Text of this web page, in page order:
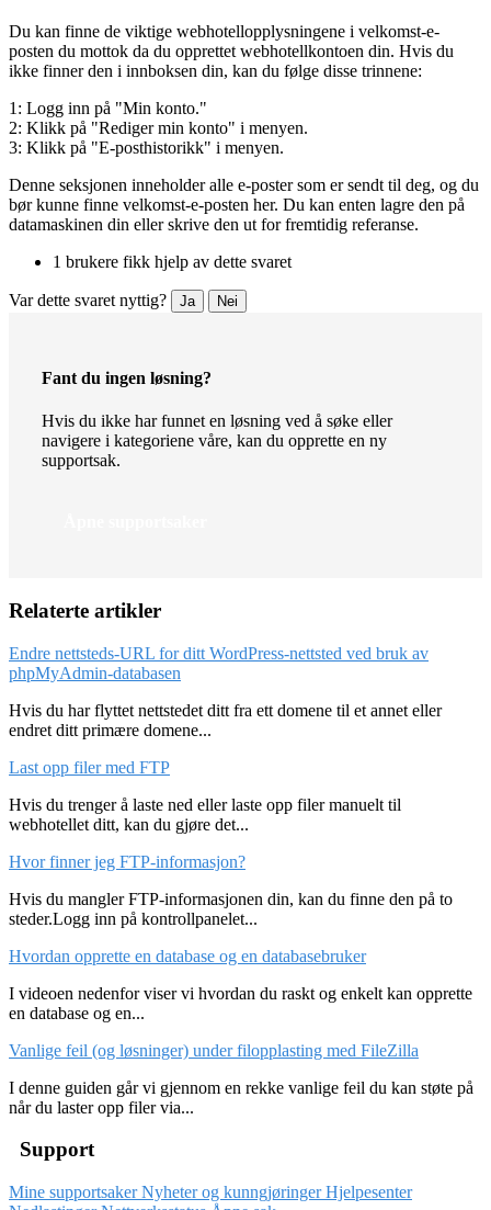
Du kan finne de viktige webhotellopplysningene i velkomst-e-
posten du mottok da du opprettet webhotellkontoen din. Hvis du
ikke finner den i innboksen din, kan du følge disse trinnene:
1: Logg inn på "Min konto."
2: Klikk på "Rediger min konto" i menyen.
3: Klikk på "E-posthistorikk" i menyen.
Denne seksjonen inneholder alle e-poster som er sendt til deg, og du
bør kunne finne velkomst-e-posten her. Du kan enten lagre den på
datamaskinen din eller skrive den ut for fremtidig referanse.
1 brukere fikk hjelp av dette svaret
Var dette svaret nyttig? Ja Nei
Fant du ingen løsning?
Hvis du ikke har funnet en løsning ved å søke eller
navigere i kategoriene våre, kan du opprette en ny
supportsak.
Relaterte artikler
Endre nettsteds-URL for ditt WordPress-nettsted ved bruk av
phpMyAdmin-databasen
Hvis du har flyttet nettstedet ditt fra ett domene til et annet eller
endret ditt primære domene...
Last opp filer med FTP
Hvis du trenger å laste ned eller laste opp filer manuelt til
webhotellet ditt, kan du gjøre det...
Hvor finner jeg FTP-informasjon?
Hvis du mangler FTP-informasjonen din, kan du finne den på to
steder.Logg inn på kontrollpanelet...
Hvordan opprette en database og en databasebruker
I videoen nedenfor viser vi hvordan du raskt og enkelt kan opprette
en database og en...
Vanlige feil (og løsninger) under filopplasting med FileZilla
I denne guiden går vi gjennom en rekke vanlige feil du kan støte på
når du laster opp filer via...
Support
Mine supportsakerNyheter og kunngjøringerHjelpesenter